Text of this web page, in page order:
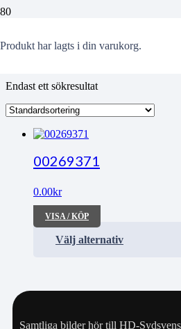
Produkt har lagts i din varukorg.
Tryggve
Endast ett sökresultat
00269371
0.00kr
VISA / KÖP
Välj alternativ
Samtliga bilder hör till HD-